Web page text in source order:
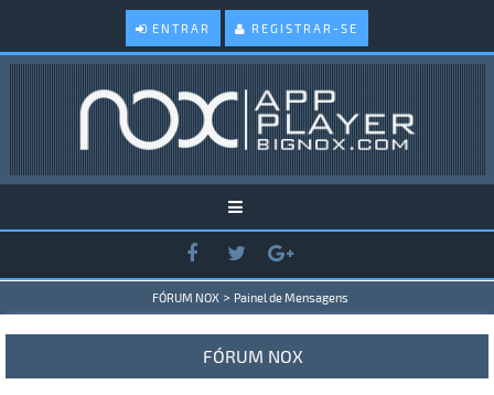
ENTRAR REGISTRAR-SE
FÓRUM NOX > Painel de Mensagens
FÓRUM NOX